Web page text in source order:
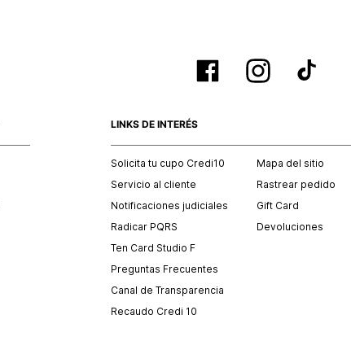
LINKS DE INTERÉS
Solicita tu cupo Credi10
Servicio al cliente
Notificaciones judiciales
Radicar PQRS
Ten Card Studio F
Preguntas Frecuentes
Canal de Transparencia
Recaudo Credi 10
Mapa del sitio
Rastrear pedido
Gift Card
Devoluciones